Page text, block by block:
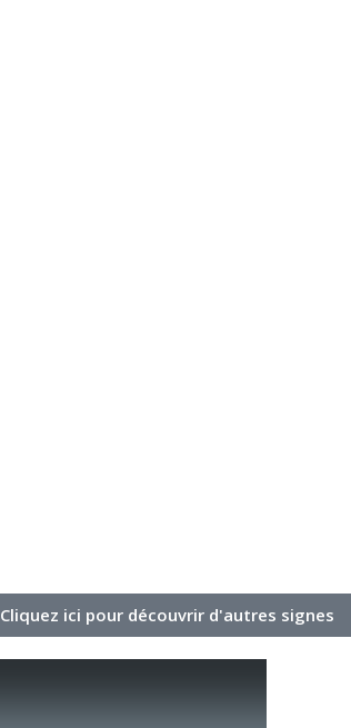
Cliquez ici pour découvrir d'autres signes